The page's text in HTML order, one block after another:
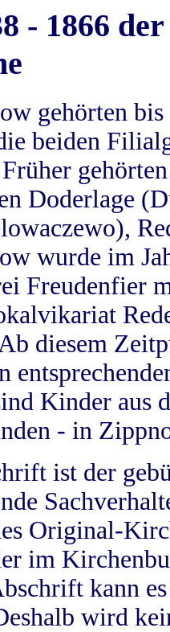
- 1866
gehörten
beiden
Doderlage
wurde im
Freudenfier
diesem
Kinder aus
- in
ist der
Original-
im
kann
wird